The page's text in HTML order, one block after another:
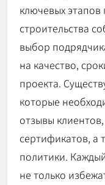
ключевых
строительства
выбор
на качество,
проекта.
которые
отзывы
сертификатов, а
политики.
не только